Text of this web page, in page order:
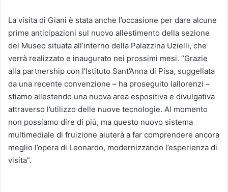
La visita di Giani è stata anche l’occasione per dare alcune
prime anticipazioni sul nuovo allestimento della sezione
del Museo situata all’interno della Palazzina Uzielli, che
verrà realizzato e inaugurato nei prossimi mesi. “Grazie
alla partnership con l’Istituto Sant’Anna di Pisa, suggellata
da una recente convenzione – ha proseguito Iallorenzi –
stiamo allestendo una nuova area espositiva e divulgativa
attraverso l’utilizzo delle nuove tecnologie. Al momento
non possiamo dire di più, ma questo nuovo sistema
multimediale di fruizione aiuterà a far comprendere ancora
meglio l’opera di Leonardo, modernizzando l’esperienza di
visita”.